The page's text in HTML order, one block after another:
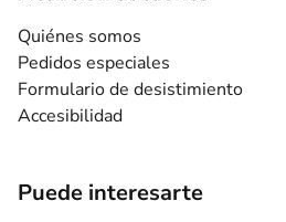
Quiénes somos
Pedidos especiales
Formulario de desistimiento
Accesibilidad
Puede interesarte